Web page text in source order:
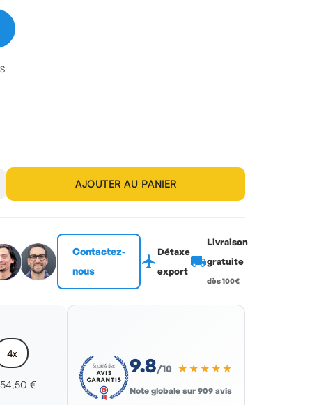
AJOUTER AU PANIER
Contactez-
nous
flight
Détaxe
export
local_shipping
Livraison
gratuite
dès 100€
4x
54,50 €
9.8/10 ★★★★★
Note globale sur 909 avis